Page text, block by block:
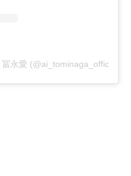
永愛 (@ai_tominaga_official)